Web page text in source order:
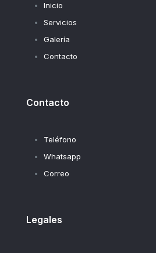
Inicio
Servicios
Galería
Contacto
Contacto
Teléfono
Whatsapp
Correo
Legales